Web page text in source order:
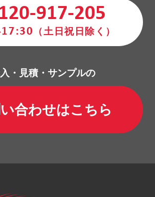
917-205
（土日祝日除く）
・見積・サンプルの
合わせはこちら